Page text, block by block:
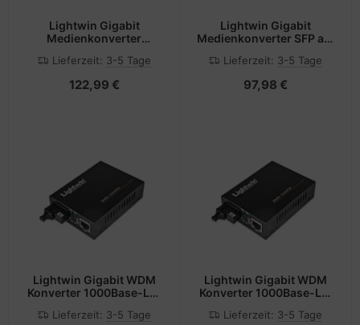
Lightwin Gigabit
Medienkonverter
Singlemode, SC, 20KM
Lieferzeit: 3-5 Tage
122,99 €
Lightwin Gigabit
Medienkonverter SFP auf
Lieferzeit: 3-5 Tage
97,98 €
Lightwin Gigabit WDM
Konverter 1000Base-LX,
Lieferzeit: 3-5 Tage
Lightwin Gigabit WDM
Konverter 1000Base-LX,
Lieferzeit: 3-5 Tage